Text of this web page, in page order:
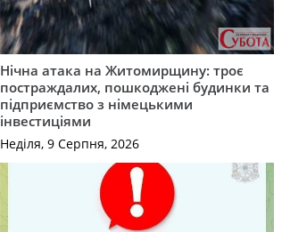
Нічна атака на Житомирщину: троє
постраждалих, пошкоджені будинки та
підприємство з німецькими
інвестиціями
Неділя, 9 Серпня, 2026